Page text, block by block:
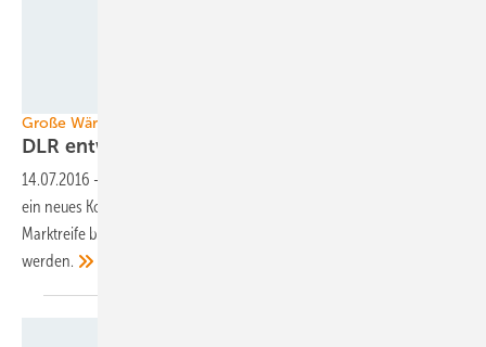
Große Wärmespeicher
DLR entwickelt neues
14.07.2016 -
ein neues Konzept für einen Flüssigsalzspeicher entwickeln und zur
Marktreife bringen. Es soll nicht nur in CSP-Kraftwerken eingesetzt
werden.